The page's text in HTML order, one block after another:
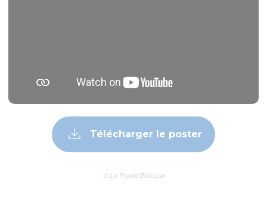
Télécharger le poster
© Le Projet Biblique